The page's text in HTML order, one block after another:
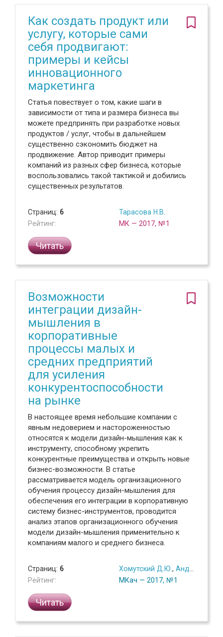
Как создать продукт или
услугу, которые сами
себя продвигают:
примеры и кейсы
инновационного
маркетинга
Статья повествует о том, какие шаги в
зависимости от типа и размера бизнеса вы
можете предпринять при разработке новых
продуктов / услуг, чтобы в дальнейшем
существенно сэкономить бюджет на
продвижение. Автор приводит примеры
компаний из разных сфер бизнеса, которые
воспользовались такой тактикой и добились
существенных результатов.
Страниц: 6
Рейтинг:
Тарасова Н.В.
МК — 2017, №1
Читать
Возможности
интеграции дизайн-
мышления в
корпоративные
процессы малых и
средних предприятий
для усиления
конкурентоспособности
на рынке
В настоящее время небольшие компании с
явным недоверием и настороженностью
относятся к модели дизайн-мышления как к
инструменту, способному укрепить
конкурентные преимущества и открыть новые
бизнес-возможности. В статье
рассматривается модель организационного
обучения процессу дизайн-мышления для
обеспечения его интеграции в корпоративную
систему бизнес-инструментов, проводится
анализ этапов организационного обучения
модели дизайн-мышления применительно к
компаниям малого и среднего бизнеса.
Страниц: 6
Рейтинг:
Хомутский Д.Ю. , Андреев Г.С.
МКач — 2017, №1
Читать